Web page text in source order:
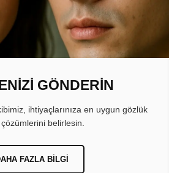
GÖNDERİN
ihtiyaçlarınıza en uygun gözlük
çözümlerini belirlesin.
FAZLA BILGI